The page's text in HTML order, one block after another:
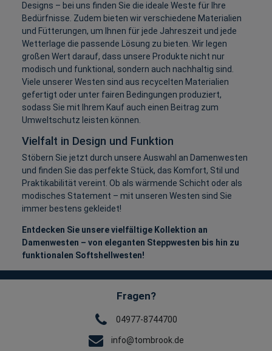
Designs – bei uns finden Sie die ideale Weste für Ihre
Bedürfnisse. Zudem bieten wir verschiedene Materialien
und Fütterungen, um Ihnen für jede Jahreszeit und jede
Wetterlage die passende Lösung zu bieten. Wir legen
großen Wert darauf, dass unsere Produkte nicht nur
modisch und funktional, sondern auch nachhaltig sind.
Viele unserer Westen sind aus recycelten Materialien
gefertigt oder unter fairen Bedingungen produziert,
sodass Sie mit Ihrem Kauf auch einen Beitrag zum
Umweltschutz leisten können.
Vielfalt in Design und Funktion
Stöbern Sie jetzt durch unsere Auswahl an Damenwesten
und finden Sie das perfekte Stück, das Komfort, Stil und
Praktikabilität vereint. Ob als wärmende Schicht oder als
modisches Statement – mit unseren Westen sind Sie
immer bestens gekleidet!
Entdecken Sie unsere vielfältige Kollektion an
Damenwesten – von eleganten Steppwesten bis hin zu
funktionalen Softshellwesten!
Fragen?
04977-8744700
info@tombrook.de